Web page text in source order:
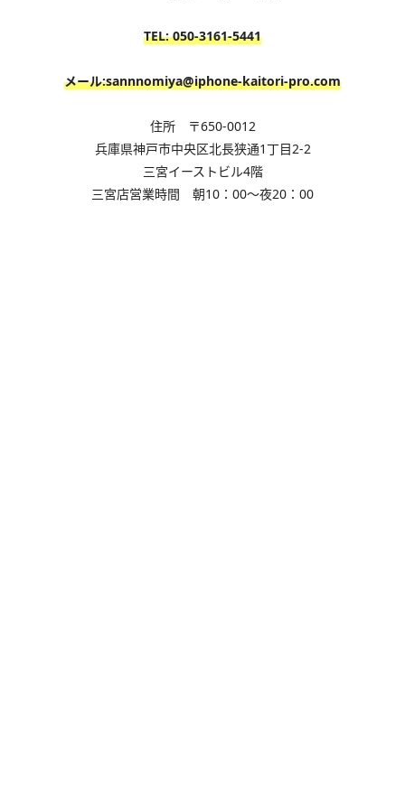
TEL: 050-3161-5441
メール:sannnomiya@iphone-kaitori-pro.com
住所 〒650-0012
兵庫県神戸市中央区北長狭通1丁目2-2
三宮イーストビル4階
三宮店営業時間 朝10：00～夜20：00